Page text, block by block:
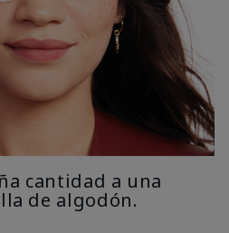
cantidad a una
de algodón.